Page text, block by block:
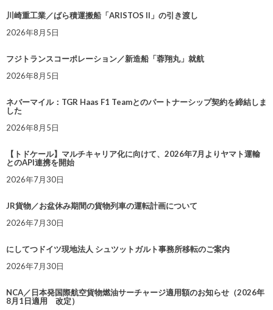
川崎重工業／ばら積運搬船「ARISTOS II」の引き渡し
2026年8月5日
フジトランスコーポレーション／新造船「蓉翔丸」就航
2026年8月5日
ネバーマイル：TGR Haas F1 Teamとのパートナーシップ契約を締結しま
した
2026年8月5日
【トドケール】マルチキャリア化に向けて、2026年7月よりヤマト運輸
とのAPI連携を開始
2026年7月30日
JR貨物／お盆休み期間の貨物列車の運転計画について
2026年7月30日
にしてつドイツ現地法人 シュツットガルト事務所移転のご案内
2026年7月30日
NCA／日本発国際航空貨物燃油サーチャージ適用額のお知らせ（2026年
8月1日適用 改定）